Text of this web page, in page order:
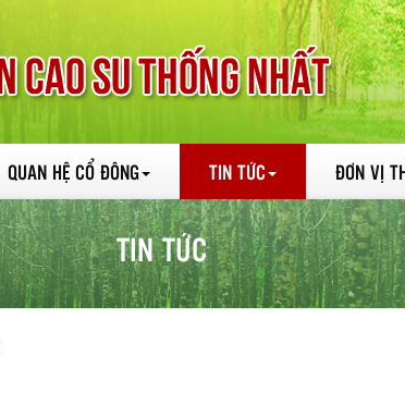
QUAN HỆ CỔ ĐÔNG TIN TỨC ĐƠN VỊ
TIN TỨC